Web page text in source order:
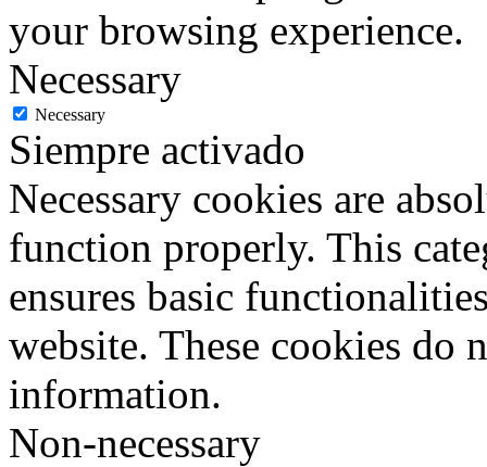
your browsing experience.
Necessary
Necessary
Siempre activado
Necessary cookies are
function properly. This
ensures basic
website. These cookies do
information.
Non-necessary